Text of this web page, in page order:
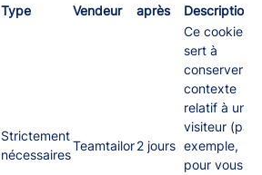
Type Vendeur
après
Description
Strictement
nécessaires
Teamtailor2 jours
Ce cookie
sert à
conserver le
contexte
relatif à un
visiteur (par
exemple,
pour vous